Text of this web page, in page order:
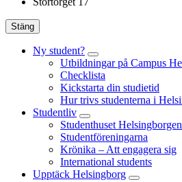
Stäng
Ny student?
Utbildningar på Campus
Checklista
Kickstarta din studietid
Hur trivs studenterna i
Studentliv
Studenthuset Helsingborgen
Studentföreningarna
Krönika – Att engagera sig
International students
Upptäck Helsingborg